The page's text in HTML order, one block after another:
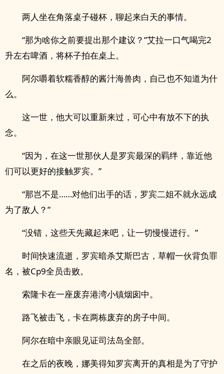
两人坐在角落桌子碰杯，聊起来白天的事情。
“那为啥你之前要提出那个建议？”艾拉一口气喝完2
升左右啤酒，将杯子拍在桌上。
阿尔嚼着软糯香醇的酱汁海兽肉，自己也不知道为什
么。
这一世，他大可以重新来过，可心中有放不下的执
念。
“因为，在这一世那伙人是罗宾最深的羁绊，靠近他
们可以更好的接触罗宾。”
“那岂不是……对他们出手的话，罗宾二姐不就永远成
为了敌人？”
“没错，这些天先藏起来吧，让一切慢慢进行。”
时间快速流逝，罗宾暗杀艾斯巴古，草帽一伙背负罪
名，被Cp9全员击败。
索隆卡在一座废弃港湾小镇烟囱中。
路飞被击飞，卡在两栋废弃的房子中间。
阿尔在暗中亲眼见证司法岛全部。
在之后的夜晚，娜美得知罗宾离开的真相是为了守护